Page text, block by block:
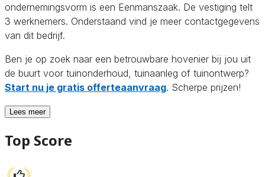
ondernemingsvorm is een Eenmanszaak. De vestiging telt
3 werknemers. Onderstaand vind je meer contactgegevens
van dit bedrijf.
Ben je op zoek naar een betrouwbare hovenier bij jou uit
de buurt voor tuinonderhoud, tuinaanleg of tuinontwerp?
Start nu je gratis offerteaanvraag. Scherpe prijzen!
Lees meer
Top Score